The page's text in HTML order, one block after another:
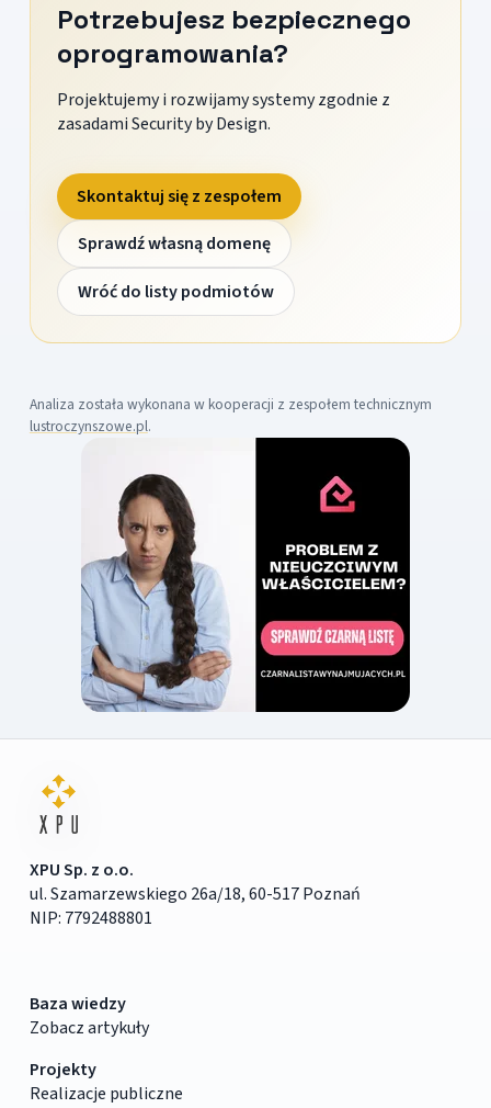
Potrzebujesz bezpiecznego
oprogramowania?
Projektujemy i rozwijamy systemy zgodnie z
zasadami Security by Design.
Skontaktuj się z zespołem
Sprawdź własną domenę
Wróć do listy podmiotów
Analiza została wykonana w kooperacji z zespołem technicznym
lustroczynszowe.pl.
XPU Sp. z o.o.
ul. Szamarzewskiego 26a/18, 60-517 Poznań
NIP: 7792488801
Baza wiedzy
Zobacz artykuły
Projekty
Realizacje publiczne